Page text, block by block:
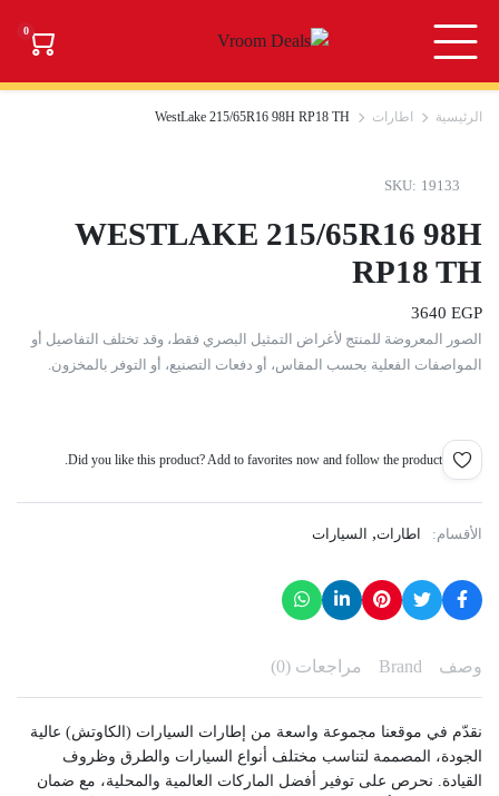
0
الرئيسية اطارات WestLake 215/65R16 98H RP18 TH
SKU: 19133
WESTLAKE 215/65R16 98H
RP18 TH
3640 EGP
الصور المعروضة للمنتج لأغراض التمثيل البصري فقط، وقد تختلف التفاصيل أو
المواصفات الفعلية بحسب المقاس، أو دفعات التصنيع، أو التوفر بالمخزون.
Did you like this product? Add to favorites now and follow the product.
الأقسام: اطارات, السيارات
وصف Brand مراجعات (0)
نقدّم في موقعنا مجموعة واسعة من إطارات السيارات (الكاوتش) عالية
الجودة، المصممة لتناسب مختلف أنواع السيارات والطرق وظروف
القيادة. نحرص على توفير أفضل الماركات العالمية والمحلية، مع ضمان